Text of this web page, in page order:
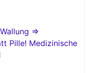
=>
Pille! Medizinische